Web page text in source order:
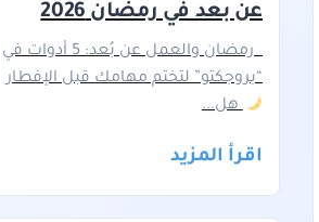
عن بعد في رمضان 2026
رمضان والعمل عن بُعد: 5 أدوات في
“بروجكتو” لتختم مهامك قبل الإفطار
هل...
اقرأ المزيد